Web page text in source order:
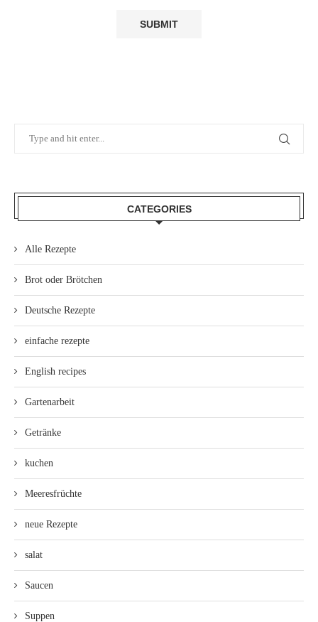
CATEGORIES
Alle Rezepte
Brot oder Brötchen
Deutsche Rezepte
einfache rezepte
English recipes
Gartenarbeit
Getränke
kuchen
Meeresfrüchte
neue Rezepte
salat
Saucen
Suppen